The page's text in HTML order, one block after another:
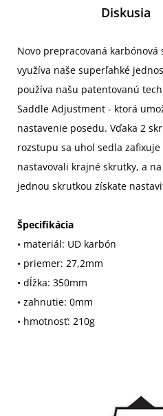
Diskusia
Novo prepracovaná karbónová
využíva naše superľahké
používa našu patentovanú
Saddle Adjustment - ktorá
nastavenie posedu. Vďaka 2
rozstupu sa uhol sedla
nastavovali krajné skrutky, a
jednou skrutkou získate
Špecifikácia
• materiál: UD karbón
• priemer: 27,2mm
• dĺžka: 350mm
• zahnutie: 0mm
• hmotnosť: 210g